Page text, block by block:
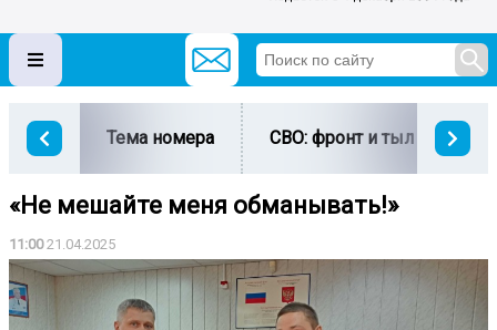
Тема номера СВО: фронт и тыл
«Не мешайте меня обманывать!»
11:0021.04.2025